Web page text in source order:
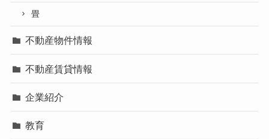
畳
不動産物件情報
不動産賃貸情報
企業紹介
教育